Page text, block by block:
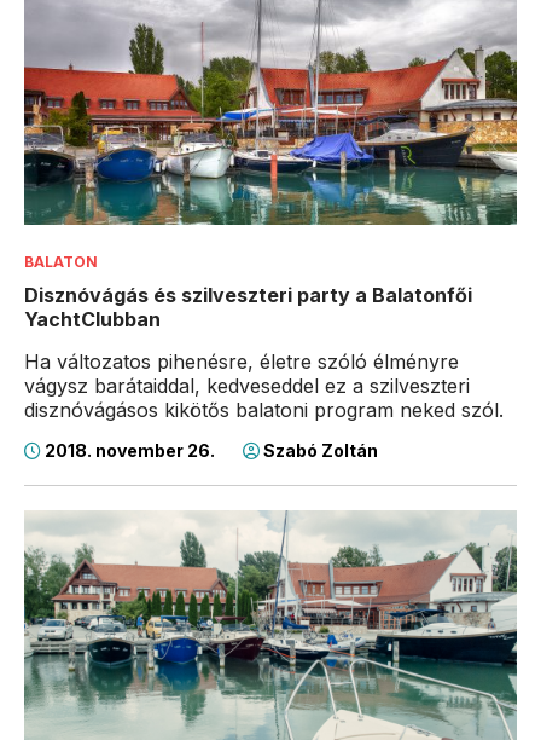
BALATON
Disznóvágás és szilveszteri party a Balatonfői
YachtClubban
Ha változatos pihenésre, életre szóló élményre
vágysz barátaiddal, kedveseddel ez a szilveszteri
disznóvágásos kikötős balatoni program neked szól.
2018. november 26. Szabó Zoltán